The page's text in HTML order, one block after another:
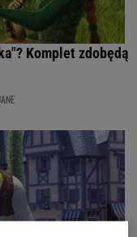
Komplet zdobędą